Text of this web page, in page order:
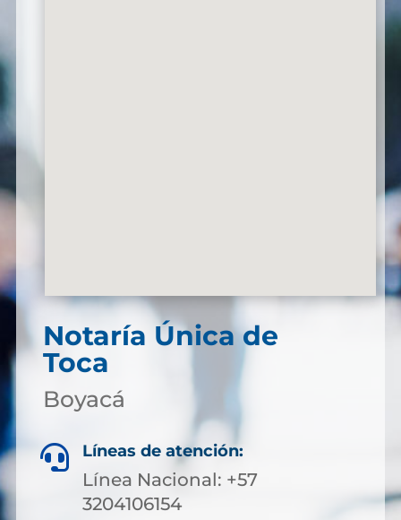
Notaría Única de
Toca
Boyacá
 Líneas de atención:
Línea Nacional: +57
3204106154